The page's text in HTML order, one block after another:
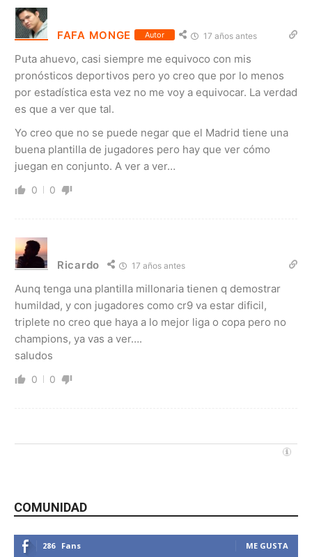
FAFA MONGE Autor 17 años antes
Puta ahuevo, casi siempre me equivoco con mis
pronósticos deportivos pero yo creo que por lo menos
por estadística esta vez no me voy a equivocar. La verdad
es que a ver que tal.
Yo creo que no se puede negar que el Madrid tiene una
buena plantilla de jugadores pero hay que ver cómo
juegan en conjunto. A ver a ver…
0 0
Ricardo 17 años antes
Aunq tenga una plantilla millonaria tienen q demostrar
humildad, y con jugadores como cr9 va estar dificil,
triplete no creo que haya a lo mejor liga o copa pero no
champions, ya vas a ver….
saludos
0 0
COMUNIDAD
286 Fans ME GUSTA